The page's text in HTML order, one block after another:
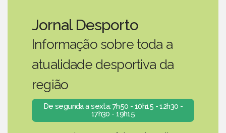
Jornal Desporto
Informação sobre toda a
atualidade desportiva da
região
De segunda a sexta: 7h50 - 10h15 - 12h30 -
17h30 - 19h15